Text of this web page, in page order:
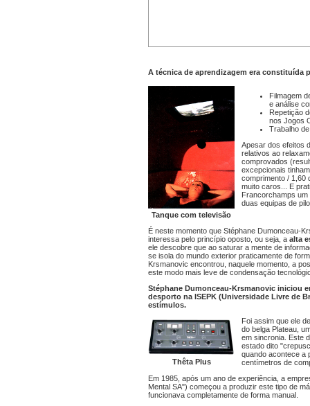
A técnica de aprendizagem era constituída
Tanque com televisão
Filmagem
e análise
Repetição
nos Jogos
Trabalho
Apesar dos efeitos
relativos ao
comprovados
excepcionais
comprimento / 1,60
muito caros... E
Francorchamps
duas equipas de
É neste momento que Stéphane Dumonceau-
interessa pelo princípio oposto, ou seja, a alta
ele descobre que ao saturar a mente de
se isola do mundo exterior praticamente de
Krsmanovic encontrou, naquele momento, a
este modo mais leve de condensação
Stéphane Dumonceau-Krsmanovic iniciou
desporto na ISEPK (Universidade Livre de
estímulos.
Thêta Plus
Foi assim que ele
do belga Plateau,
em sincronia. Este
estado dito
quando acontece a
centímetros de
Em 1985, após um ano de experiência, a
Mental SA") começou a produzir este tipo de
funcionava completamente de forma manual.